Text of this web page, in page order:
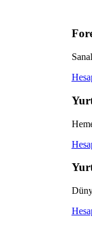
Yurt